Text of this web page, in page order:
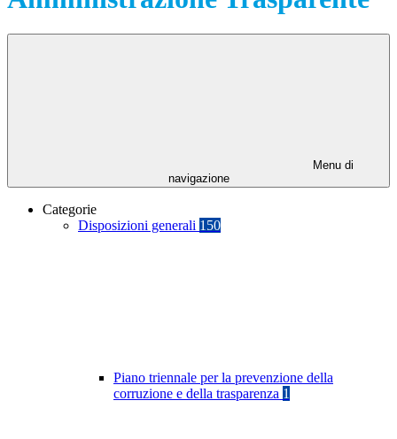
Menu di
navigazione
Categorie
Disposizioni generali 150
Piano triennale per la prevenzione della
corruzione e della trasparenza 1